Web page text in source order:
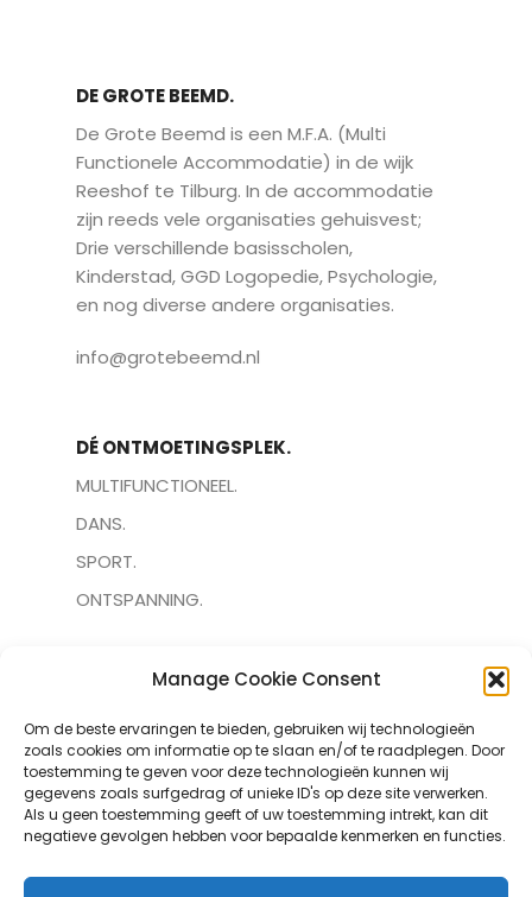
Manage Cookie Consent
Om de beste ervaringen te bieden, gebruiken wij technologieën
zoals cookies om informatie op te slaan en/of te raadplegen. Door
toestemming te geven voor deze technologieën kunnen wij
gegevens zoals surfgedrag of unieke ID's op deze site verwerken.
Als u geen toestemming geeft of uw toestemming intrekt, kan dit
negatieve gevolgen hebben voor bepaalde kenmerken en functies.
DE GROTE BEEMD.
De Grote Beemd is een M.F.A. (Multi
Functionele Accommodatie) in de wijk
Reeshof te Tilburg. In de accommodatie
zijn reeds vele organisaties gehuisvest;
Drie verschillende basisscholen,
Kinderstad, GGD Logopedie, Psychologie,
en nog diverse andere organisaties.
info@grotebeemd.nl
DÉ ONTMOETINGSPLEK.
MULTIFUNCTIONEEL.
DANS.
SPORT.
ONTSPANNING.
ONZE ZALEN.
AGENDA.
OVER ONS.
CONTACT.